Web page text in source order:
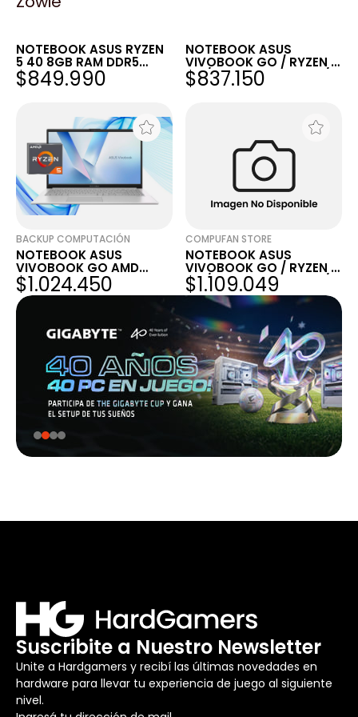
NOTEBOOK ASUS RYZEN
5 40 8GB RAM DDR5
512GB SSD VIVOBOOK
GO E1504FA W11 15.6" FHD
$849.990
NOTEBOOK ASUS
VIVOBOOK GO / RYZEN 5
40 / 8GB RAM LPDDR5 /
SSD NVME 512GB /
$837.150
BACKUP COMPUTACIÓN
NOTEBOOK ASUS
VIVOBOOK GO AMD
RYZEN™ 5 7520U 8GB
RAM 512GB SSD 15.6" FHD
$1.024.450
COMPUFAN STORE
NOTEBOOK ASUS
VIVOBOOK GO / RYZEN 5
40 / 8GB RAM LPDDR5 /
SSD NVME 1TB /
PANTALLA 15.6
PULGADAS / WINDOWS 11
$1.109.049
Suscribite a Nuestro Newsletter
Unite a Hardgamers y recibí las últimas novedades en
hardware para llevar tu experiencia de juego al siguiente
nivel.